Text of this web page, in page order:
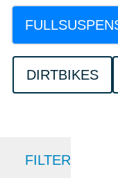
DIRTBIKES
FILTER